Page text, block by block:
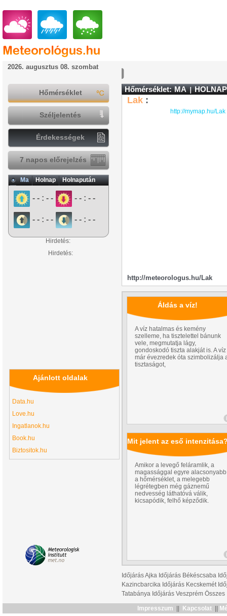
2026. augusztus 08. szombat
Hőmérséklet: MA HOLNAP
Lak :
http://mymap.hu/Lak
http://meteorologus.hu/Lak
Áldás a víz!
A víz hatalmas és kemény
szelleme, ha tisztelettel bánunk
vele, megmutatja lágy,
gondoskodó tiszta alakját is. A víz
már évezredek óta szimbolizálja
tisztaságot,
Mit jelent az eső
Amikor a levegő feláramlik, a
magassággal egyre alacsonyabb
a hőmérséklet, a melegebb
légrétegben még gáznemű
nedvesség láthatóvá válik,
kicsapódik, felhő képződik.
Időjárás Ajka Időjárás Békéscsaba
Kazincbarcika Időjárás Kecskemét
Tatabánya Időjárás Veszprém Összes
Hőmérséklet
Széljelentés
Érdekességek
7 napos előrejelzés
Ma Holnap Holnapután
- - : - - - - : - -
- - : - - - - : - -
Hirdetés:
Hirdetés:
Ajánlott oldalak
Data.hu
Love.hu
Ingatlanok.hu
Book.hu
Biztositok.hu
Impresszum Kapcsolat